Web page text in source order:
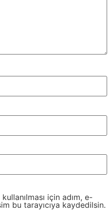
için adım, e-
bu tarayıcıya kaydedilsin.